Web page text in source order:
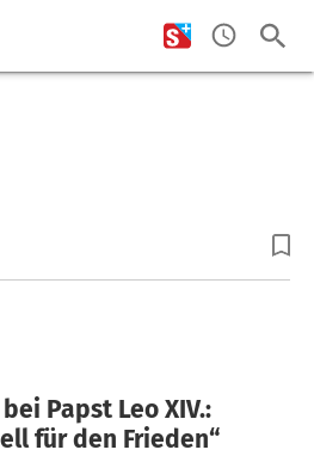
Papst Leo XIV.:
für den Frieden“